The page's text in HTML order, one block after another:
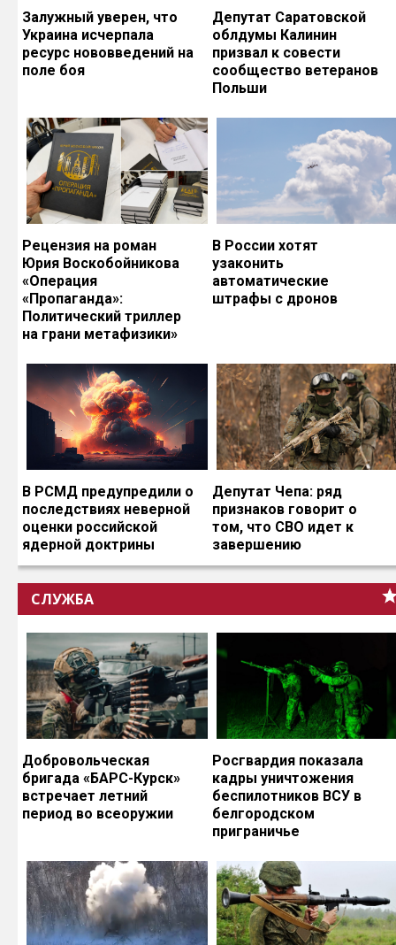
Залужный уверен, что
Украина исчерпала
ресурс нововведений на
поле боя
Депутат Саратовской
облдумы Калинин
призвал к совести
сообщество ветеранов
Польши
Рецензия на роман
Юрия Воскобойникова
«Операция
«Пропаганда»:
Политический триллер
на грани метафизики»
В России хотят
узаконить
автоматические
штрафы с дронов
В РСМД предупредили о
последствиях неверной
оценки российской
ядерной доктрины
Депутат Чепа: ряд
признаков говорит о
том, что СВО идет к
завершению
СЛУЖБА
Добровольческая
бригада «БАРС-Курск»
встречает летний
период во всеоружии
Росгвардия показала
кадры уничтожения
беспилотников ВСУ в
белгородском
приграничье